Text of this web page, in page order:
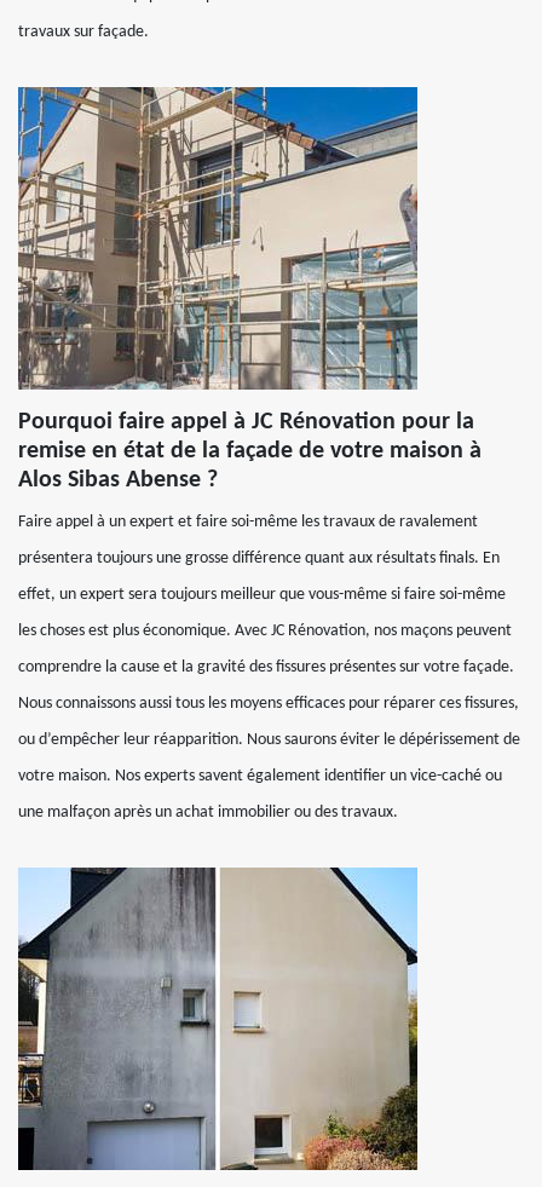
travaux sur façade.
Pourquoi faire appel à JC Rénovation pour la
remise en état de la façade de votre maison à
Alos Sibas Abense ?
Faire appel à un expert et faire soi-même les travaux de ravalement
présentera toujours une grosse différence quant aux résultats finals. En
effet, un expert sera toujours meilleur que vous-même si faire soi-même
les choses est plus économique. Avec JC Rénovation, nos maçons peuvent
comprendre la cause et la gravité des fissures présentes sur votre façade.
Nous connaissons aussi tous les moyens efficaces pour réparer ces fissures,
ou d’empêcher leur réapparition. Nous saurons éviter le dépérissement de
votre maison. Nos experts savent également identifier un vice-caché ou
une malfaçon après un achat immobilier ou des travaux.